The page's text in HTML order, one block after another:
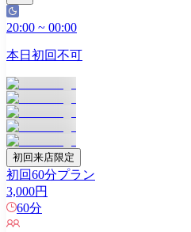
20:00 ~ 00:00
本日初回不可
初回来店限定
初回60分プラン
3,000円
60分